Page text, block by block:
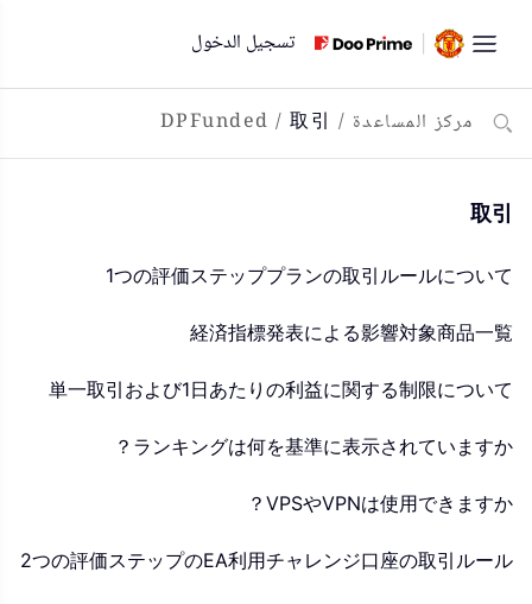
المحتوى
تسجيل الدخول
مركز المساعدة /
DPFunded / 取引
取引
1つの評価ステッププランの取引ルールについて
経済指標発表による影響対象商品一覧
単一取引および1日あたりの利益に関する制限について
ランキングは何を基準に表示されていますか？
VPSやVPNは使用できますか？
2つの評価ステップのEA利用チャレンジ口座の取引ルール